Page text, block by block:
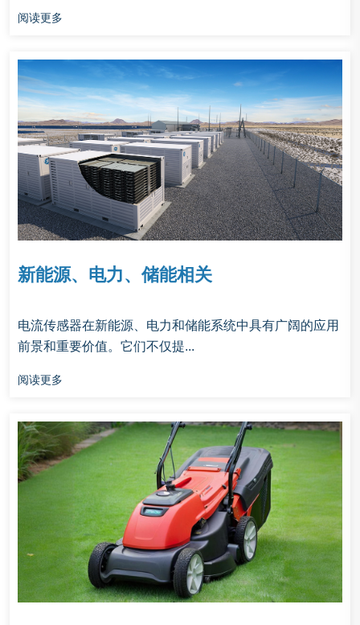
阅读更多
新能源、电力、储能相关
‌电流传感器在新能源、电力和储能系统中具有广阔的应用
前景和重要价值。它们不仅提...
阅读更多